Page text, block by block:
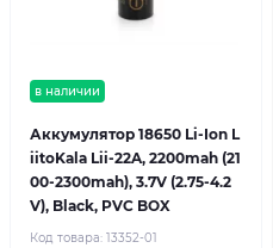
в наличии
Аккумулятор 18650 Li-Ion L
iitoKala Lii-22A, 2200mah (21
00-2300mah), 3.7V (2.75-4.2
V), Black, PVC BOX
Код товара: 13352-01